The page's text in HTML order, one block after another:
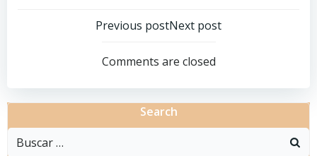
Navegación
por
las
entradas
Previous post
por
las
entradas
Next post
Comments are closed
Search
Buscar: